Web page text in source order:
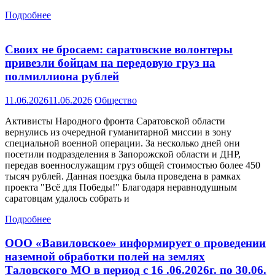
Подробнее
Своих не бросаем: саратовские волонтеры
привезли бойцам на передовую груз на
полмиллиона рублей
11.06.202611.06.2026 Общество
Активисты Народного фронта Саратовской области
вернулись из очередной гуманитарной миссии в зону
специальной военной операции. За несколько дней они
посетили подразделения в Запорожской области и ДНР,
передав военнослужащим груз общей стоимостью более 450
тысяч рублей. Данная поездка была проведена в рамках
проекта "Всё для Победы!" Благодаря неравнодушным
саратовцам удалось собрать и
Подробнее
ООО «Вавиловское» информирует о проведении
наземной обработки полей на землях
Таловского МО в период с 16 .06.2026г. по 30.06.